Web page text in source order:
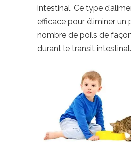
intestinal. Ce type
efficace pour éliminer un
nombre de poils de
durant le transit intestinal.